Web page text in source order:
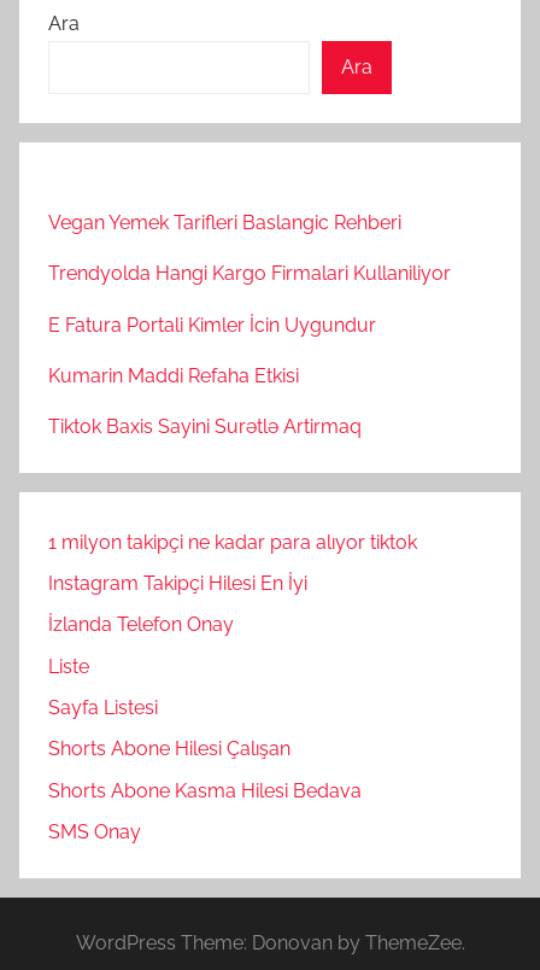
Ara
Ara
Vegan Yemek Tarifleri Baslangic Rehberi
Trendyolda Hangi Kargo Firmalari Kullaniliyor
E Fatura Portali Kimler İcin Uygundur
Kumarin Maddi Refaha Etkisi
Tiktok Baxis Sayini Surətlə Artirmaq
1 milyon takipçi ne kadar para alıyor tiktok
Instagram Takipçi Hilesi En İyi
İzlanda Telefon Onay
Liste
Sayfa Listesi
Shorts Abone Hilesi Çalışan
Shorts Abone Kasma Hilesi Bedava
SMS Onay
WordPress Theme: Donovan by ThemeZee.